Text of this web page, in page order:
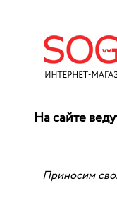
На сайте
Приносим